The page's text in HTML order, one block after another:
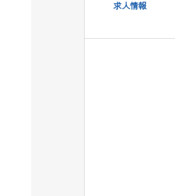
求人情報